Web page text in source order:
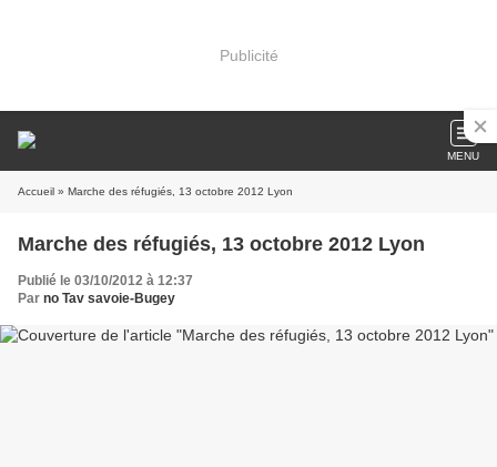
Publicité
MENU
Accueil » Marche des réfugiés, 13 octobre 2012 Lyon
Marche des réfugiés, 13 octobre 2012 Lyon
Publié le 03/10/2012 à 12:37
Par no Tav savoie-Bugey